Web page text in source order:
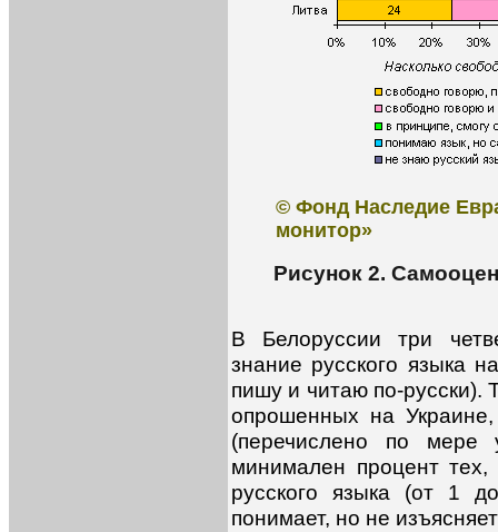
© Фонд Наследие
монитор»
Рисунок 2.
В Белоруссии три
знание русского языка
пишу и читаю по-русски).
опрошенных на
(перечислено по мере
минимален процент тех,
русского языка (от 1
понимает, но не